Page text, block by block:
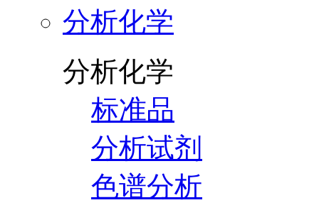
分析化学
分析化学
标准品
分析试剂
色谱分析